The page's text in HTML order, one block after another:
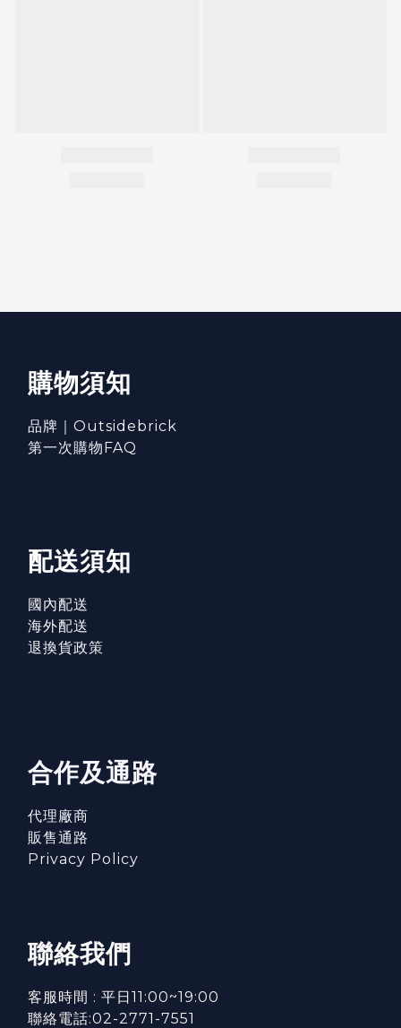
購物須知
品牌｜Outsidebrick
第一次購物FAQ
配送須知
國內配送
海外配送
退換貨政策
合作及通路
代理廠商
販售通路
Privacy Policy
聯絡我們
客服時間 : 平日11:00~19:00
聯絡電話:02-2771-7551